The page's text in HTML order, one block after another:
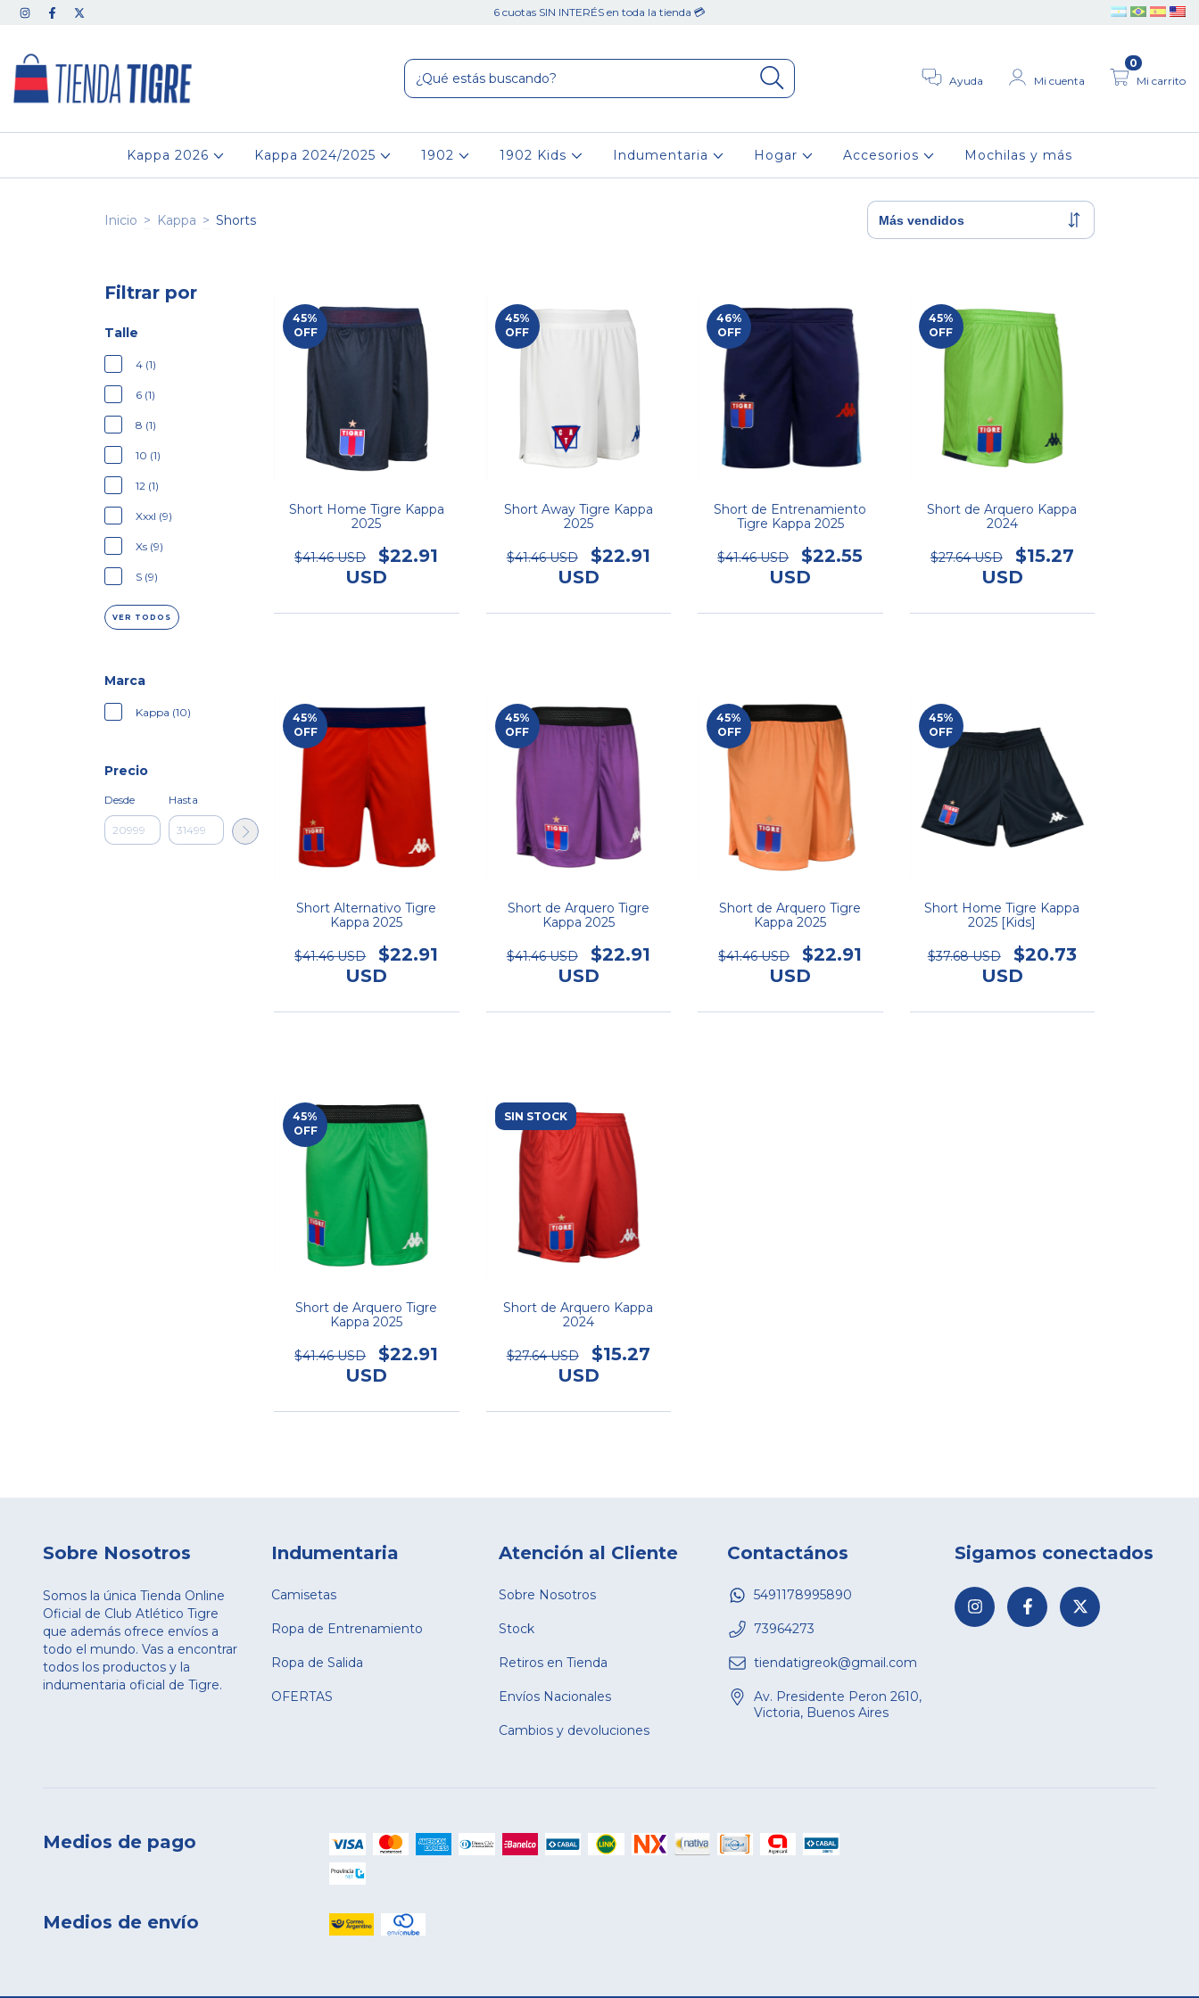
6 cuotas SIN INTERÉS en toda la tienda 💳
Ayuda Mi cuenta Mi carrito
0
Kappa 2026 Kappa 2024/2025 1902 1902 Kids Indumentaria Hogar Accesorios Mochilas y más
Inicio > Kappa > Shorts
Filtrar por
Talle
4 (1)
6 (1)
8 (1)
10 (1)
12 (1)
Xxxl (9)
Xs (9)
S (9)
VER TODOS
Marca
Kappa (10)
Precio
Desde Hasta
45%
OFF
Short Home Tigre Kappa
2025
$41.46 USD
$22.91
USD
45%
OFF
Short Away Tigre Kappa
2025
$41.46 USD
$22.91
USD
46%
OFF
Short de Entrenamiento
Tigre Kappa 2025
$41.46 USD
$22.55
USD
45%
OFF
Short de Arquero Kappa
2024
$27.64 USD
$15.27
USD
45%
OFF
Short Alternativo Tigre
Kappa 2025
$41.46 USD
$22.91
USD
45%
OFF
Short de Arquero Tigre
Kappa 2025
$41.46 USD
$22.91
USD
45%
OFF
Short de Arquero Tigre
Kappa 2025
$41.46 USD
$22.91
USD
45%
OFF
Short Home Tigre Kappa
2025 [Kids]
$37.68 USD
$20.73
USD
45%
OFF
Short de Arquero Tigre
Kappa 2025
$41.46 USD
$22.91
USD
SIN STOCK
Short de Arquero Kappa
2024
$27.64 USD
$15.27
USD
Sobre Nosotros
Somos la única Tienda Online
Oficial de Club Atlético Tigre
que además ofrece envíos a
todo el mundo. Vas a encontrar
todos los productos y la
indumentaria oficial de Tigre.
Indumentaria
Camisetas
Ropa de Entrenamiento
Ropa de Salida
OFERTAS
Atención al Cliente
Sobre Nosotros
Stock
Retiros en Tienda
Envíos Nacionales
Cambios y devoluciones
Contactános
5491178995890
73964273
tiendatigreok@gmail.com
Av. Presidente Peron 2610,
Victoria, Buenos Aires
Sigamos conectados
Medios de pago
Medios de envío